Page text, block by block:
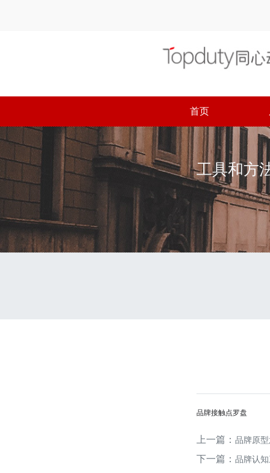
首页
工具和方法论
工具和方
品牌接触点罗盘
上一篇： 品牌原
下一篇： 品牌认